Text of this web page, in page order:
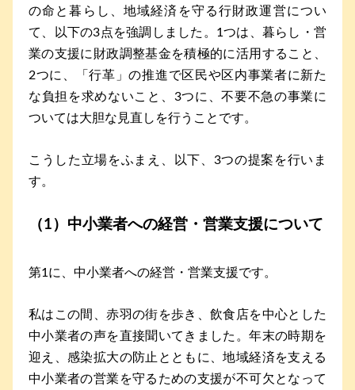
の命と暮らし、地域経済を守る行財政運営につい
て、以下の3点を強調しました。1つは、暮らし・営
業の支援に財政調整基金を積極的に活用すること、
2つに、「行革」の推進で区民や区内事業者に新た
な負担を求めないこと、3つに、不要不急の事業に
ついては大胆な見直しを行うことです。
こうした立場をふまえ、以下、3つの提案を行いま
す。
（1）中小業者への経営・営業支援について
第1に、中小業者への経営・営業支援です。
私はこの間、赤羽の街を歩き、飲食店を中心とした
中小業者の声を直接聞いてきました。年末の時期を
迎え、感染拡大の防止とともに、地域経済を支える
中小業者の営業を守るための支援が不可欠となって